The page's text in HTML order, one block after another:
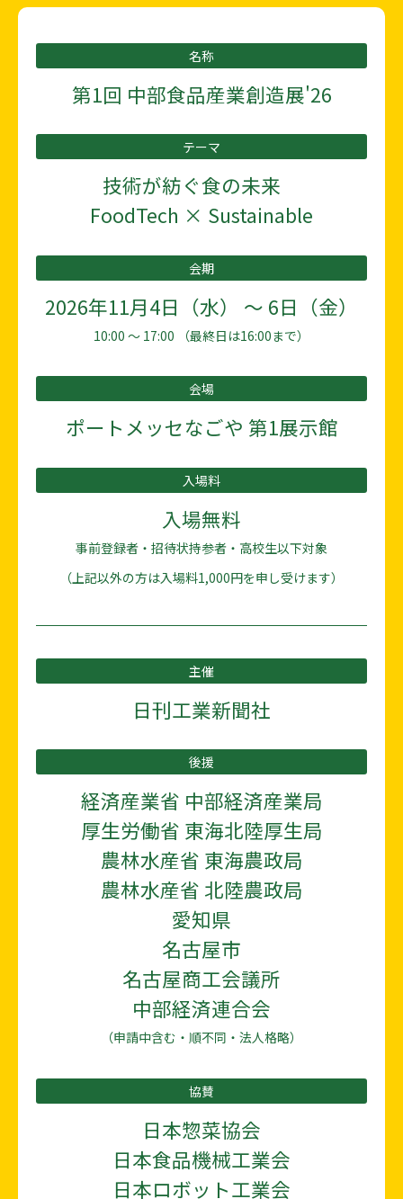
名称
第1回 中部食品産業創造展'26
テーマ
技術が紡ぐ食の未来
FoodTech × Sustainable
会期
2026年11月4日（水） 〜 6日（金）
10:00 〜 17:00 （最終日は16:00まで）
会場
ポートメッセなごや 第1展示館
入場料
入場無料
事前登録者・招待状持参者・高校生以下対象
（上記以外の方は入場料1,000円を申し受けます）
主催
日刊工業新聞社
後援
経済産業省 中部経済産業局
厚生労働省 東海北陸厚生局
農林水産省 東海農政局
農林水産省 北陸農政局
愛知県
名古屋市
名古屋商工会議所
中部経済連合会
（申請中含む・順不同・法人格略）
協賛
日本惣菜協会
日本食品機械工業会
日本ロボット工業会